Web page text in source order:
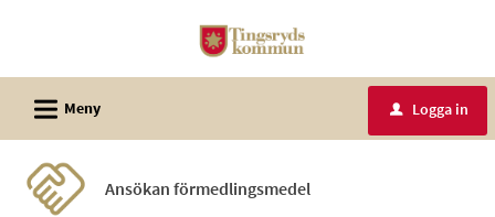
e-
tjänster
-
Tingsryds
kommun
L Meny u Logga in
Ansökan förmedlingsmedel